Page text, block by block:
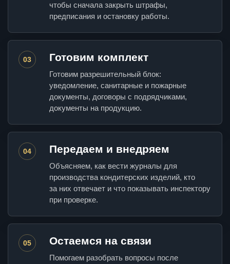
чтобы сначала закрыть штрафы,
предписания и остановку работы.
03 Готовим комплект
Готовим разрешительный блок:
уведомление, санитарные и пожарные
документы, договоры с подрядчиками,
документы на продукцию.
04 Передаем и внедряем
Объясняем, как вести журналы для
производства кондитерских изделий, кто
за них отвечает и что показывать инспектору
при проверке.
05 Остаемся на связи
Помогаем разобрать вопросы после